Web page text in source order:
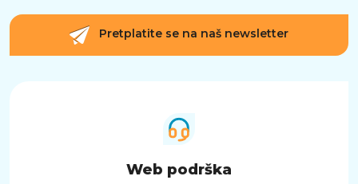
Pretplatite se na naš newsletter
Web podrška